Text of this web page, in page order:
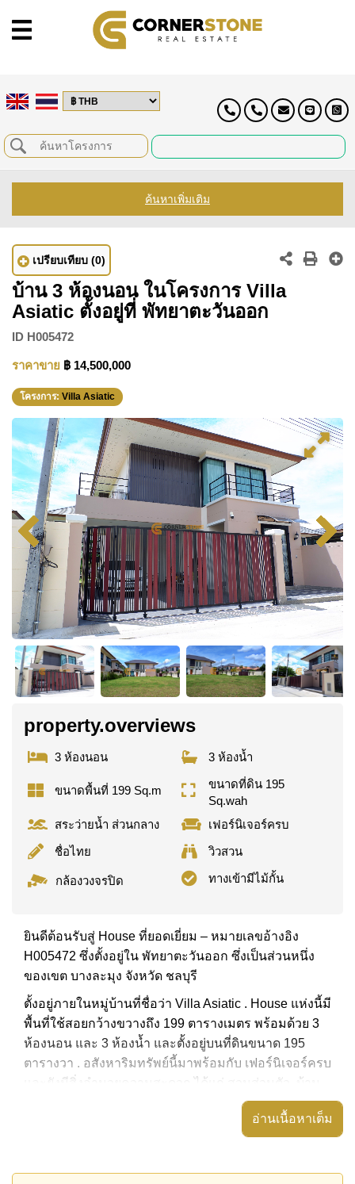
ค้นหาเพิ่มเติม
เปรียบเทียบ (0)
บ้าน 3 ห้องนอน ในโครงการ Villa
Asiatic ตั้งอยู่ที่ พัทยาตะวันออก
ID H005472
ราคาขาย ฿ 14,500,000
โครงการ: Villa Asiatic
property.overviews
3 ห้องนอน 3 ห้องน้ำ
ขนาดพื้นที่ 199 Sq.m
ขนาดที่ดิน 195
Sq.wah
สระว่ายน้ำ ส่วนกลาง
เฟอร์นิเจอร์ครบ
ชื่อไทย
วิวสวน
กล้องวงจรปิด ทางเข้ามีไม้กั้น
ยินดีต้อนรับสู่ House ที่ยอดเยี่ยม – หมายเลขอ้างอิง
H005472 ซึ่งตั้งอยู่ใน พัทยาตะวันออก ซึ่งเป็นส่วนหนึ่ง
ของเขต บางละมุง จังหวัด ชลบุรี
ตั้งอยู่ภายในหมู่บ้านที่ชื่อว่า Villa Asiatic . House แห่งนี้มี
พื้นที่ใช้สอยกว้างขวางถึง 199 ตารางเมตร พร้อมด้วย 3
ห้องนอน และ 3 ห้องน้ำ และตั้งอยู่บนที่ดินขนาด 195
ตารางวา . อสังหาริมทรัพย์นี้มาพร้อมกับ เฟอร์นิเจอร์ครบ
และยังมีสิ่งอำนวยความสะดวก ได้แก่ สวนส่วนตัว, บ้าน
อสังหาริมทรัพย์นี้สามารถใช้ สระว่ายน้ำ ส่วนกลาง ได้
รักษาความปลอดภัย 24 ชั่วโมง, ทางเข้ามีไม้กั้น, กล้อง
อ่านเนื้อหาเต็ม